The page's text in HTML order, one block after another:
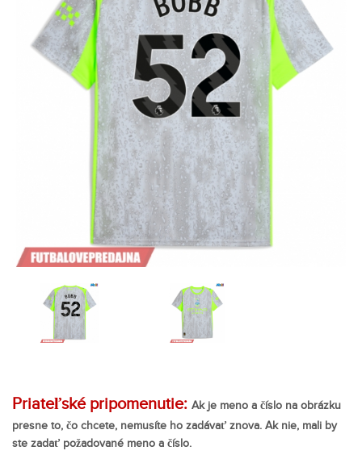
Priateľské pripomenutie: Ak je meno a číslo na obrázku
presne to, čo chcete, nemusíte ho zadávať znova. Ak nie, mali by
ste zadať požadované meno a číslo.